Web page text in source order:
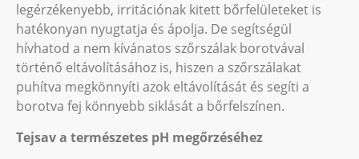
legérzékenyebb, irritációnak kitett bőrfelületeket is
hatékonyan nyugtatja és ápolja. De segítségül
hívhatod a nem kívánatos szőrszálak borotvával
történő eltávolításához is, hiszen a szőrszálakat
puhítva megkönnyíti azok eltávolítását és segíti a
borotva fej könnyebb siklását a bőrfelszínen.
Tejsav a természetes pH megőrzéséhez